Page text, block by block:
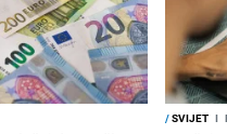
/SVIJET I